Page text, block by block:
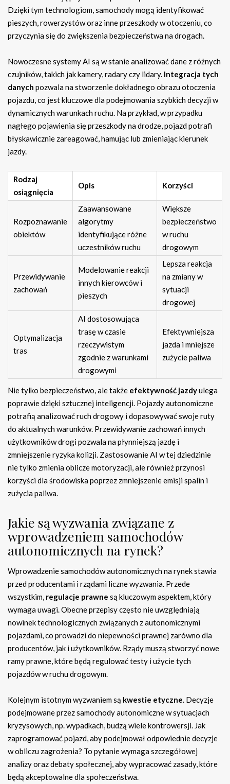
Dzięki tym technologiom, samochody mogą identyfikować
pieszych, rowerzystów oraz inne przeszkody w otoczeniu, co
przyczynia się do zwiększenia bezpieczeństwa na drogach.
Nowoczesne systemy AI są w stanie analizować dane z różnych
czujników, takich jak kamery, radary czy lidary. Integracja tych
danych pozwala na stworzenie dokładnego obrazu otoczenia
pojazdu, co jest kluczowe dla podejmowania szybkich decyzji w
dynamicznych warunkach ruchu. Na przykład, w przypadku
nagłego pojawienia się przeszkody na drodze, pojazd potrafi
błyskawicznie zareagować, hamując lub zmieniając kierunek
jazdy.
Rodzaj
osiągnięcia
Opis Korzyści
Rozpoznawanie
obiektów
Zaawansowane
algorytmy
identyfikujące różne
uczestników ruchu
Większe
bezpieczeństwo
w ruchu
drogowym
Przewidywanie
zachowań
Modelowanie reakcji
innych kierowców i
pieszych
Lepsza reakcja
na zmiany w
sytuacji
drogowej
Optymalizacja
tras
AI dostosowująca
trasę w czasie
rzeczywistym
zgodnie z warunkami
drogowymi
Efektywniejsza
jazda i mniejsze
zużycie paliwa
Nie tylko bezpieczeństwo, ale także efektywność jazdyulega
poprawie dzięki sztucznej inteligencji. Pojazdy autonomiczne
potrafią analizować ruch drogowy i dopasowywać swoje ruty
do aktualnych warunków. Przewidywanie zachowań innych
użytkowników drogi pozwala na płynniejszą jazdę i
zmniejszenie ryzyka kolizji. Zastosowanie AI w tej dziedzinie
nie tylko zmienia oblicze motoryzacji, ale również przynosi
korzyści dla środowiska poprzez zmniejszenie emisji spalin i
zużycia paliwa.
Jakie są wyzwania związane z
wprowadzeniem samochodów
autonomicznych na rynek?
Wprowadzenie samochodów autonomicznych na rynek stawia
przed producentami i rządami liczne wyzwania. Przede
wszystkim, regulacje prawne są kluczowym aspektem, który
wymaga uwagi. Obecne przepisy często nie uwzględniają
nowinek technologicznych związanych z autonomicznymi
pojazdami, co prowadzi do niepewności prawnej zarówno dla
producentów, jak i użytkowników. Rządy muszą stworzyć nowe
ramy prawne, które będą regulować testy i użycie tych
pojazdów w ruchu drogowym.
Kolejnym istotnym wyzwaniem są kwestie etyczne. Decyzje
podejmowane przez samochody autonomiczne w sytuacjach
kryzysowych, np. wypadkach, budzą wiele kontrowersji. Jak
zaprogramować pojazd, aby podejmował odpowiednie decyzje
w obliczu zagrożenia? To pytanie wymaga szczegółowej
analizy oraz debaty społecznej, aby wypracować zasady, które
będą akceptowalne dla społeczeństwa.